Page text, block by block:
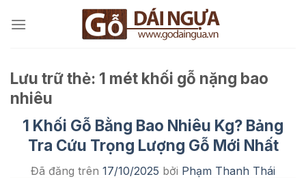
đến
Lưu trữ thẻ: 1 mét khối gỗ nặng bao
nhiêu
1 Khối Gỗ Bằng Bao Nhiêu Kg? Bảng
Tra Cứu Trọng Lượng Gỗ Mới Nhất
Đã đăng trên 17/10/2025 bởi Phạm Thanh Thái